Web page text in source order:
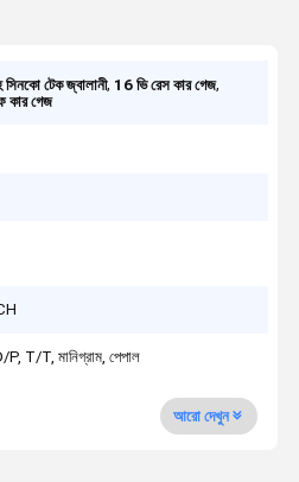
টেক জ্বালানী, 16 ভি রেস কার গেজ,
গেজ
T/T, মানিগ্রাম, পেপাল
আরো দেখুন